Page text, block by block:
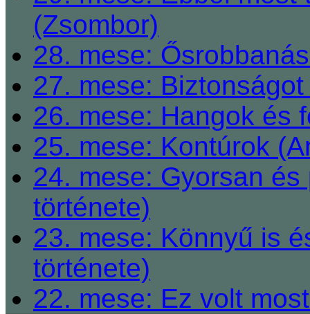
(Zsombor)
28. mese:
27. mese:
26. mese: Hangok és
25. mese: Kontúrok
24. mese: Gyorsan
története)
23. mese: Könnyű is
története)
22. mese: Ez volt